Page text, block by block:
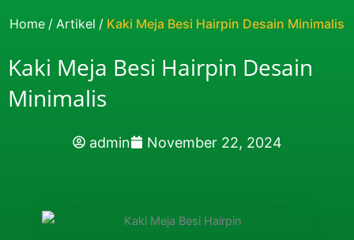
Home / Artikel / Kaki Meja Besi Hairpin Desain Minimalis
Kaki Meja Besi Hairpin Desain
Minimalis
admin November 22, 2024